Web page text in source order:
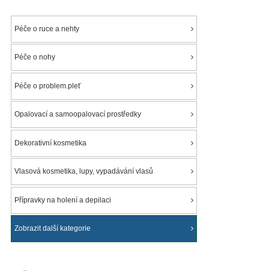
Péče o ruce a nehty
Péče o nohy
Péče o problem.pleť
Opalovací a samoopalovací prostředky
Dekorativní kosmetika
Vlasová kosmetika, lupy, vypadávání vlasů
Přípravky na holení a depilaci
Zobrazit další kategorie